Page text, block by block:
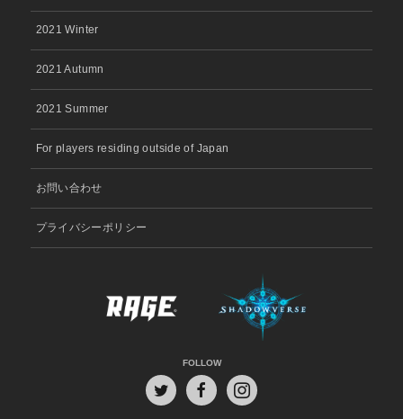
2021 Winter
2021 Autumn
2021 Summer
For players residing outside of Japan
お問い合わせ
プライバシーポリシー
FOLLOW